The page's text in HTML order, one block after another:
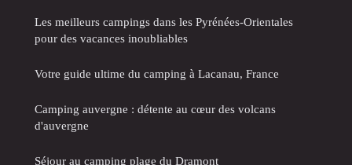
Les meilleurs campings dans les Pyrénées-Orientales
pour des vacances inoubliables
Votre guide ultime du camping à Lacanau, France
Camping auvergne : détente au cœur des volcans
d'auvergne
Séjour au camping plage du Dramont